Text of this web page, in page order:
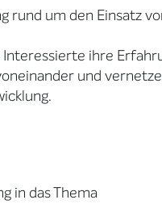
um den Einsatz
ihre
und
in das Thema